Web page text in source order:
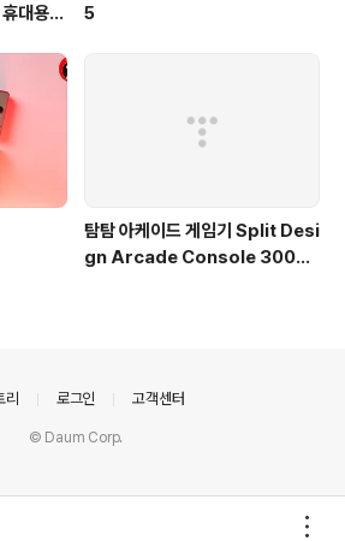
대용
5
탐탐 아케이드 게임기 Split Desi
gn Arcade Console 3003 i
리 로그인 고객센터
© Daum Corp.